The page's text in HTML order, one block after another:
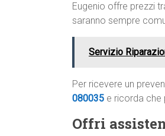
Eugenio offre prezzi
saranno sempre
Servizio
Per ricevere un
080035 e ricorda che
Offri